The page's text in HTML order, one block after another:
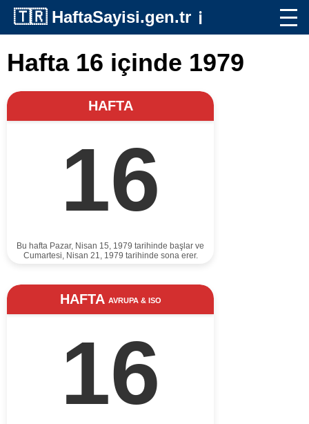
🇹🇷 HaftaSayisi.gen.tr ℹ️
Hafta 16 içinde 1979
HAFTA
16
Bu hafta Pazar, Nisan 15, 1979 tarihinde başlar ve
Cumartesi, Nisan 21, 1979 tarihinde sona erer.
HAFTA AVRUPA & ISO
16